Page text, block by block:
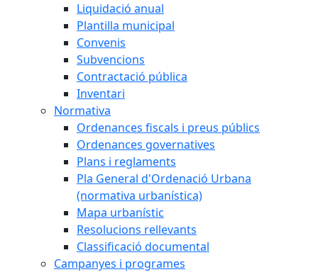
Liquidació anual
Plantilla municipal
Convenis
Subvencions
Contractació pública
Inventari
Normativa
Ordenances fiscals i preus públics
Ordenances governatives
Plans i reglaments
Pla General d'Ordenació Urbana
(normativa urbanística)
Mapa urbanístic
Resolucions rellevants
Classificació documental
Campanyes i programes